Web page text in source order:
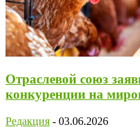
Отраслевой союз
конкуренции на
Редакция - 03.06.2026